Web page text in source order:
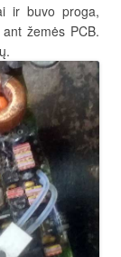
ir buvo proga,
žemės PCB.